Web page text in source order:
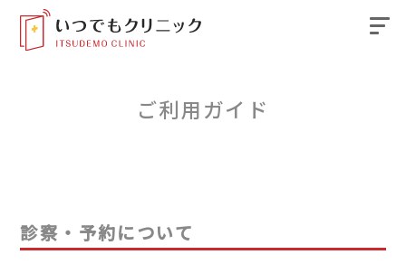
ご利用ガイド
診察・予約について